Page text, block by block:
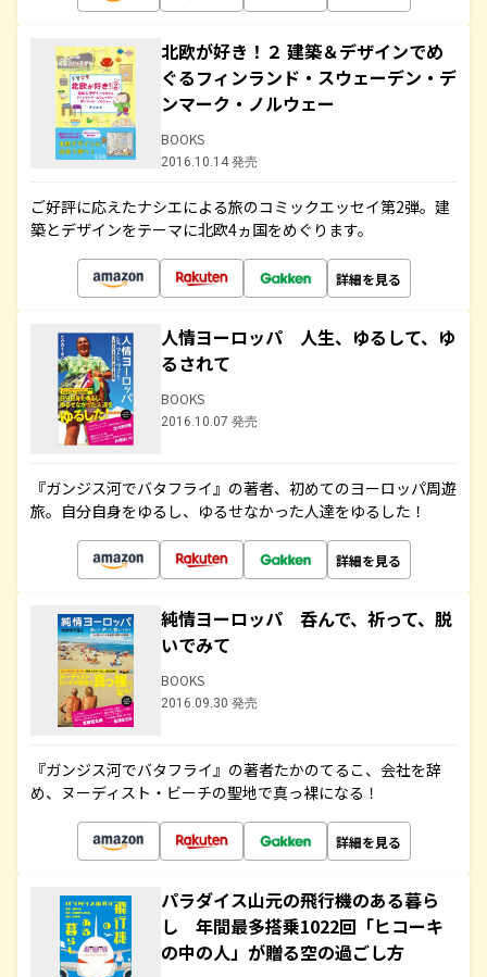
北欧が好き！２ 建築＆デザインでめ
ぐるフィンランド・スウェーデン・デ
ンマーク・ノルウェー
BOOKS
2016.10.14 発売
ご好評に応えたナシエによる旅のコミックエッセイ第2弾。建
築とデザインをテーマに北欧4ヵ国をめぐります。
詳細を見る
人情ヨーロッパ 人生、ゆるして、ゆ
るされて
BOOKS
2016.10.07 発売
『ガンジス河でバタフライ』の著者、初めてのヨーロッパ周遊
旅。自分自身をゆるし、ゆるせなかった人達をゆるした！
詳細を見る
純情ヨーロッパ 呑んで、祈って、脱
いでみて
BOOKS
2016.09.30 発売
『ガンジス河でバタフライ』の著者たかのてるこ、会社を辞
め、ヌーディスト・ビーチの聖地で真っ裸になる！
詳細を見る
パラダイス山元の飛行機のある暮ら
し 年間最多搭乗1022回「ヒコーキ
の中の人」が贈る空の過ごし方